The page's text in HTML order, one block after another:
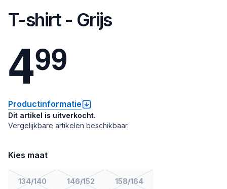
T-shirt - Grijs
499
Productinformatie
Dit artikel is uitverkocht.
Vergelijkbare artikelen beschikbaar.
Kies maat
134/140 146/152 158/164